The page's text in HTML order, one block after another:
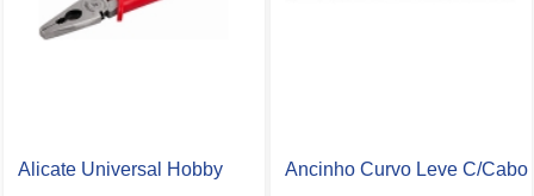
Alicate Universal Hobby Ancinho Curvo Leve C/Cabo